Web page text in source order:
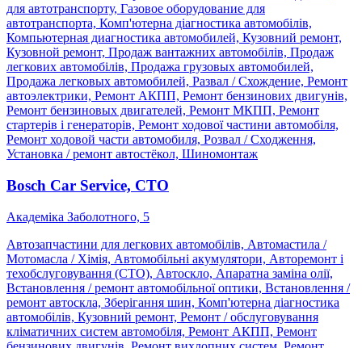
для автотранспорту, Газовое оборудование для
автотранспорта, Комп'ютерна діагностика автомобілів,
Компьютерная диагностика автомобилей, Кузовний ремонт,
Кузовной ремонт, Продаж вантажних автомобілів, Продаж
легкових автомобілів, Продажа грузовых автомобилей,
Продажа легковых автомобилей, Развал / Схождение, Ремонт
автоэлектрики, Ремонт АКПП, Ремонт бензинових двигунів,
Ремонт бензиновых двигателей, Ремонт МКПП, Ремонт
стартерів і генераторів, Ремонт ходової частини автомобіля,
Ремонт ходовой части автомобиля, Розвал / Сходження,
Установка / ремонт автостёкол, Шиномонтаж
Bosch Car Service, СТО
Академіка Заболотного, 5
Автозапчастини для легкових автомобілів, Автомастила /
Мотомасла / Хімія, Автомобільні акумулятори, Авторемонт і
техобслуговування (СТО), Автоскло, Апаратна заміна олії,
Встановлення / ремонт автомобільної оптики, Встановлення /
ремонт автоскла, Зберігання шин, Комп'ютерна діагностика
автомобілів, Кузовний ремонт, Ремонт / обслуговування
кліматичних систем автомобіля, Ремонт АКПП, Ремонт